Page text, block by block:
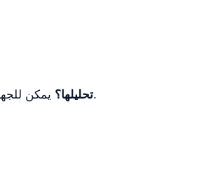
ما أنواع العينات التي يمكن لجهاز YR06396 // YR06406 تحليلها؟يمكن للجهاز قياس الإلكتروليتات في المصل والبلازما والدم الكامل وبول مخفف.